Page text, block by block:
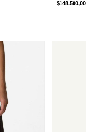
$148.500,00